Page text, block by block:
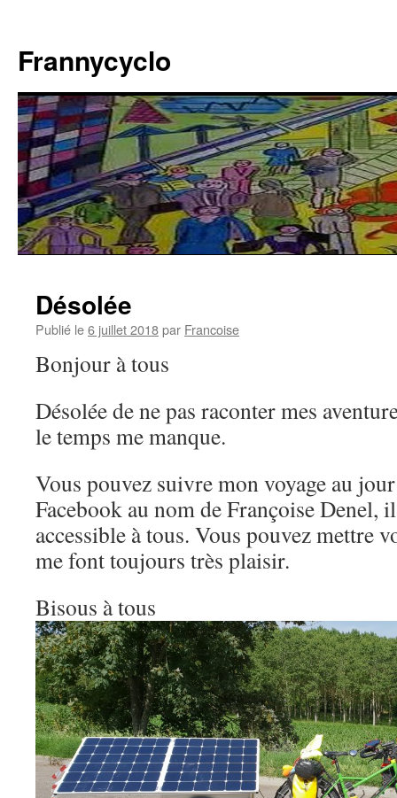
contenu
Frannycyclo
Désolée
Publié le6 juillet 2018par Francoise
Bonjour à tous
Désolée de ne pas raconter mes
le temps me manque.
Vous pouvez suivre mon voyage au
Facebook au nom de Françoise Denel,
accessible à tous. Vous pouvez mettre
me font toujours très plaisir.
Bisous à tous